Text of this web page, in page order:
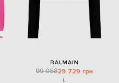
BALMAIN
99 05829 729 грн
L